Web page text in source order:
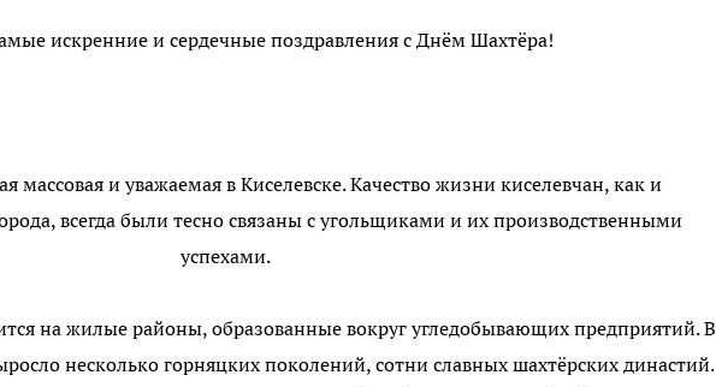
искренние и сердечные поздравления с Днём Шахтёра!
массовая и уважаемая в Киселевске. Качество жизни киселевчан, как и
всегда были тесно связаны с угольщиками и их производственными
успехами.
на жилые районы, образованные вокруг угледобывающих предприятий. В
несколько горняцких поколений, сотни славных шахтёрских династий.